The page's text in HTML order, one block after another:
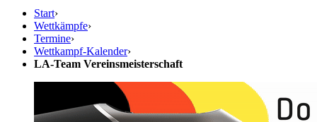
Start›
Wettkämpfe›
Termine›
Wettkampf-Kalender›
LA-Team Vereinsmeisterschaft